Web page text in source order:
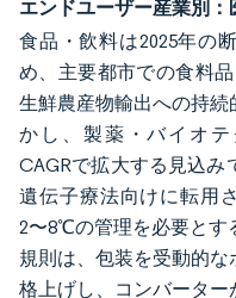
エンドユーザー産業別
食品・飲料は2025年の
め、主要都市での食料品
生鮮農産物輸出への持
かし、製薬・バイオテ
CAGRで拡大する見込
遺伝子療法向けに転用
2〜8℃の管理を必要とす
規則は、包装を受動的
格上げし、コンバータ